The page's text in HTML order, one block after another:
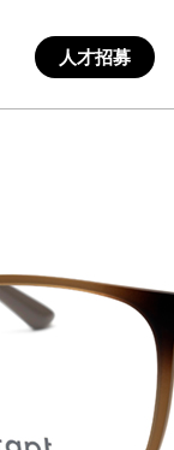
人才招募